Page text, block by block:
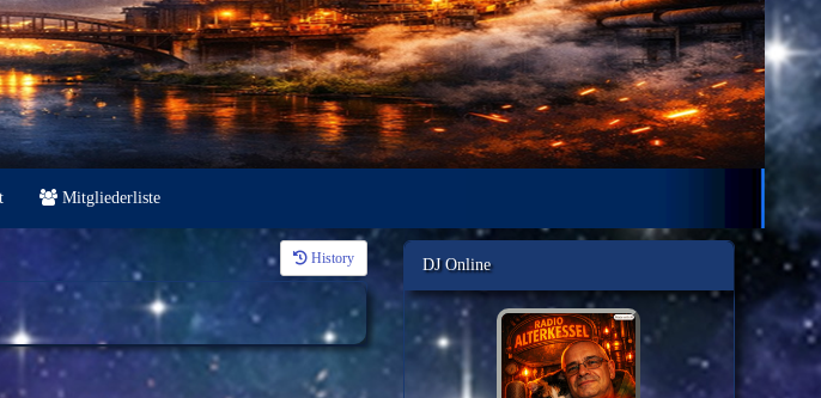
Mitgliederliste
History DJ Online